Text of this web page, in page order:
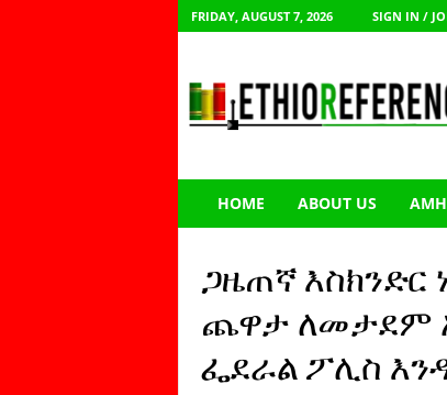
FRIDAY, AUGUST 7, 2026 SIGN IN /
h
HOME ABOUT US
ጋዜጠኛ እስክንድር
ጨዋታ ለመታደም
ፌደራል ፖሊስ